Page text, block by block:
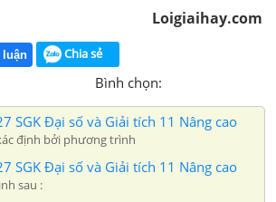
Loigiaihay.com
luận Chia sẻ
Bình chọn:
SGK Đại số và Giải tích 11 Nâng cao
định bởi phương trình
SGK Đại số và Giải tích 11 Nâng cao
sau :